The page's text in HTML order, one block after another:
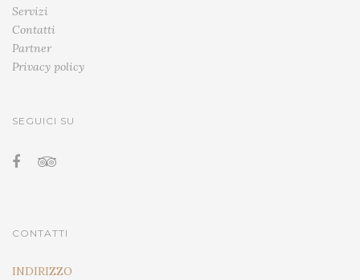
Servizi
Contatti
Partner
Privacy policy
SEGUICI SU
CONTATTI
INDIRIZZO